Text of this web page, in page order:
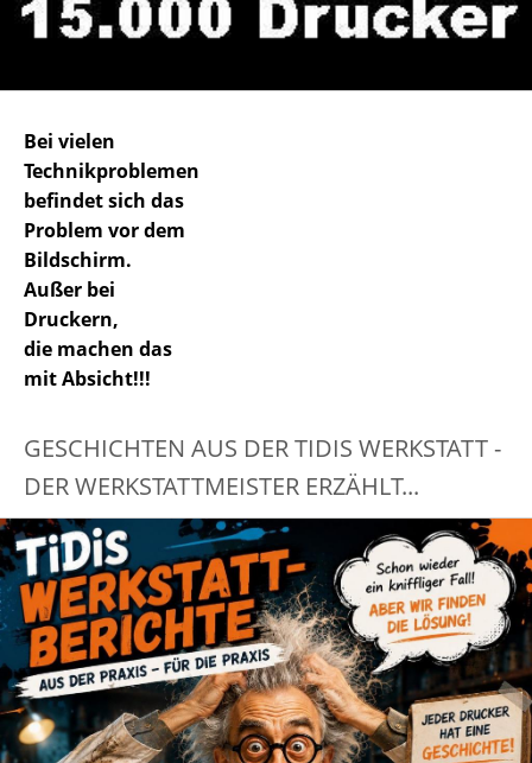
Bei vielen
Technikproblemen
befindet sich das
Problem vor dem
Bildschirm.
Außer bei
Druckern,
die machen das
mit Absicht!!!
GESCHICHTEN AUS DER TIDIS WERKSTATT -
DER WERKSTATTMEISTER ERZÄHLT...